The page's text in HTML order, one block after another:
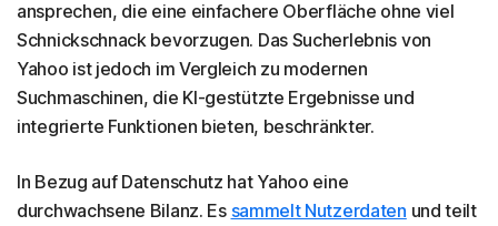
ansprechen, die eine einfachere Oberfläche ohne viel
Schnickschnack bevorzugen. Das Sucherlebnis von
Yahoo ist jedoch im Vergleich zu modernen
Suchmaschinen, die KI-gestützte Ergebnisse und
integrierte Funktionen bieten, beschränkter.
In Bezug auf Datenschutz hat Yahoo eine
durchwachsene Bilanz. Es sammelt Nutzerdaten und teilt